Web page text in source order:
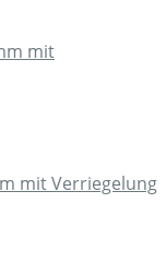
mit